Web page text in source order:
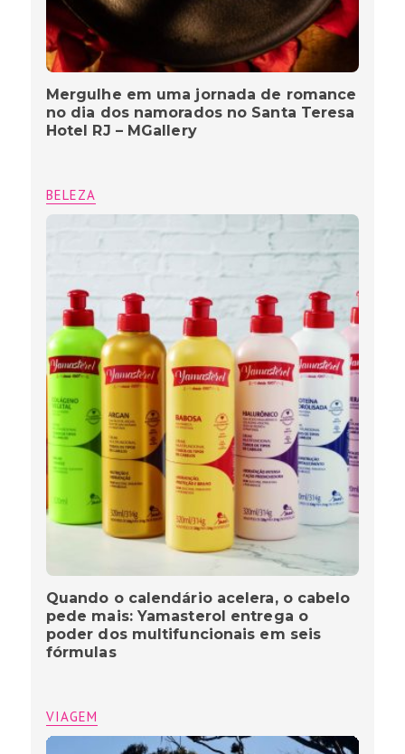
Mergulhe em uma jornada de romance
no dia dos namorados no Santa Teresa
Hotel RJ – MGallery
BELEZA
Quando o calendário acelera, o cabelo
pede mais: Yamasterol entrega o
poder dos multifuncionais em seis
fórmulas
VIAGEM